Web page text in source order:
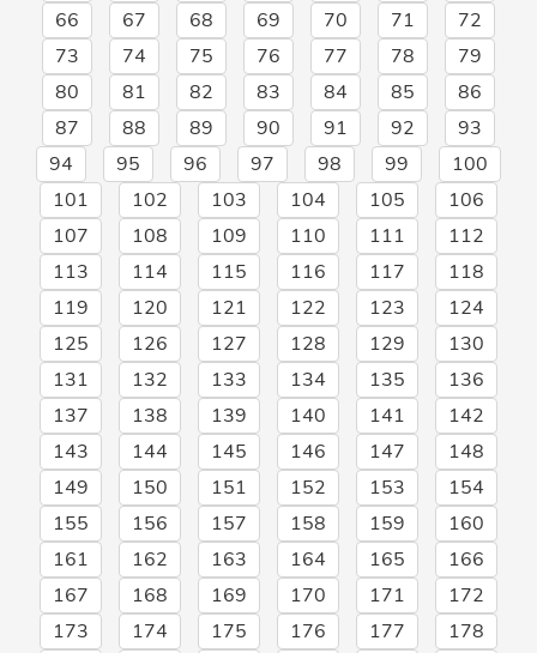
66
67 68 69 70 71
72
73
74 75 76 77 78
79
80
81 82 83 84 85
86
87
88 89 90 91 92
93
94
95 96 97 98 99
100
101
102 103 104 105
106
107
108 109 110 111
112
113
114 115 116 117
118
119
120 121 122 123
124
125
126 127 128 129
130
131
132 133 134 135
136
137
138 139 140 141
142
143
144 145 146 147
148
149
150 151 152 153
154
155
156 157 158 159
160
161
162 163 164 165
166
167
168 169 170 171
172
173
174 175 176 177
178